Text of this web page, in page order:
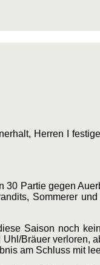
Herren I
Partie gegen
Sommerer
Saison noch
Bräuer verloren,
am Schluss mit